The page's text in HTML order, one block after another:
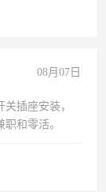
08月07日
插座安装，
和零活。